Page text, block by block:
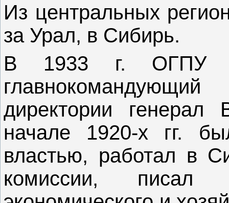
Из центральных
за Урал, в Сибирь.
В 1933 г. ОГПУ
директории
начале 1920-х гг.
властью, работал в
комиссии,